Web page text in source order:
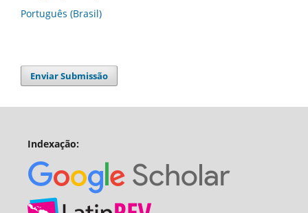
Português (Brasil)
Enviar Submissão
Indexação: